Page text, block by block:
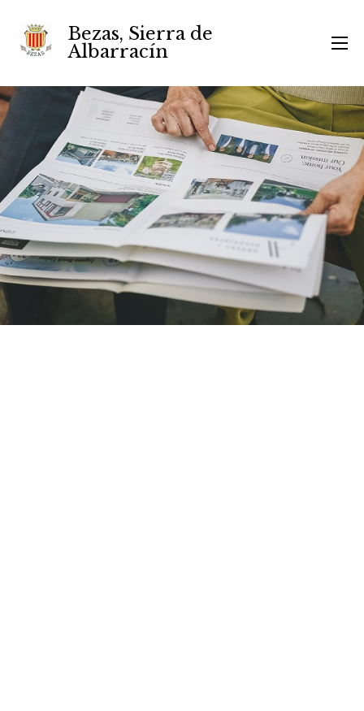
Bezas, Sierra de
Albarracín